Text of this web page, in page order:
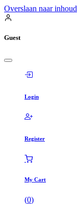
Overslaan naar inhoud
Guest
Login
Register
My Cart
(0)